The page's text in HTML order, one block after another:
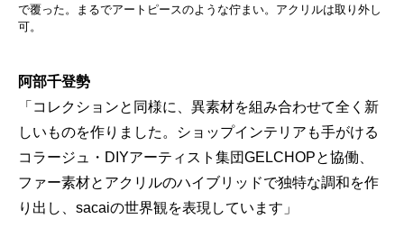
で覆った。まるでアートピースのような佇まい。アクリルは取り外し
可。
阿部千登勢
「コレクションと同様に、異素材を組み合わせて全く新
しいものを作りました。ショップインテリアも手がける
コラージュ・DIYアーティスト集団GELCHOPと協働、
ファー素材とアクリルのハイブリッドで独特な調和を作
り出し、sacaiの世界観を表現しています」